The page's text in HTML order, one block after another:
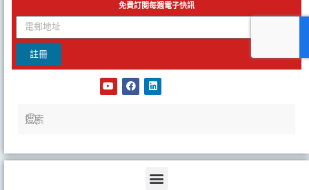
免費訂閱每週電子快訊
email
註冊
Y
o
F
a
L
i
Menu